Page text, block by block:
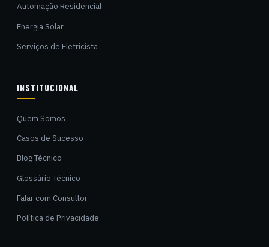
Automação Residencial
Energia Solar
Serviços de Eletricista
INSTITUCIONAL
Quem Somos
Casos de Sucesso
Blog Técnico
Glossário Técnico
Falar com Consultor
Política de Privacidade